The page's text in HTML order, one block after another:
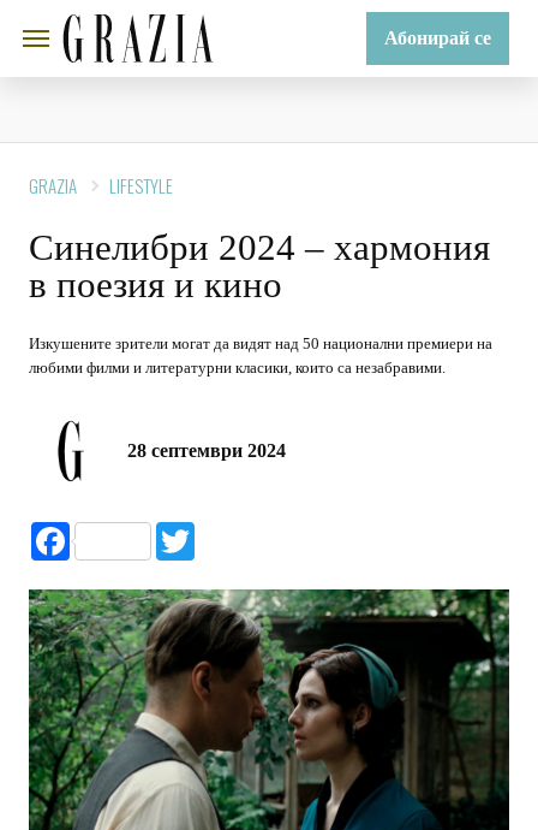
Абонирай се
GRAZIA LIFESTYLE
Синелибри 2024 – хармония
в поезия и кино
Изкушените зрители могат да видят над 50 национални премиери на
любими филми и литературни класики, които са незабравими.
28 септември 2024
Facebook